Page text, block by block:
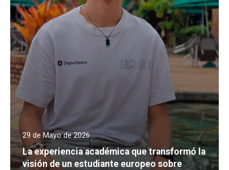
29 de Mayo de 2026
La experiencia académica que transformó la
visión de un estudiante europeo sobre